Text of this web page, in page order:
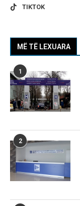
TIKTOK
MË TË LEXUARA
1
2